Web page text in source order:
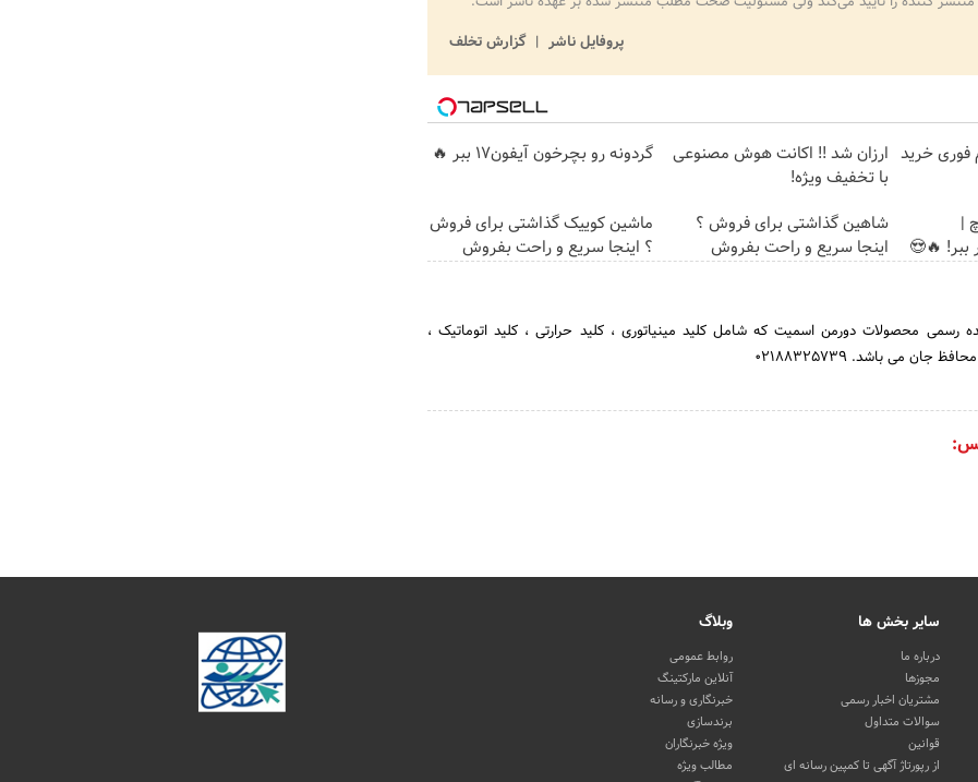
پروفایل ناشر
گزارش تخلف
فوری خرید ارزان شد !! اکانت هوش مصنوعی
با تخفیف ویژه!
گردونه رو بچرخون آیفون17 ببر 🔥
|
شاهین گذاشتی برای فروش ؟
اینجا سریع و راحت بفروش
ماشین کوییک گذاشتی برای فروش
؟ اینجا سریع و راحت بفروش
رسمی محصولات دورمن اسمیت که شامل کلید مینیاتوری ، کلید حرارتی ، کلید اتوماتیک ،
می باشد. 02188325739
سایر بخش ها
درباره ما
مجوزها
مشتریان اخبار رسمی
سوالات متداول
قوانین
از رپورتاژ آگهی تا کمپین رسانه ای
وبلاگ
روابط عمومی
آنلاین مارکتینگ
خبرنگاری و رسانه
برندسازی
ویژه خبرنگاران
مطالب ویژه